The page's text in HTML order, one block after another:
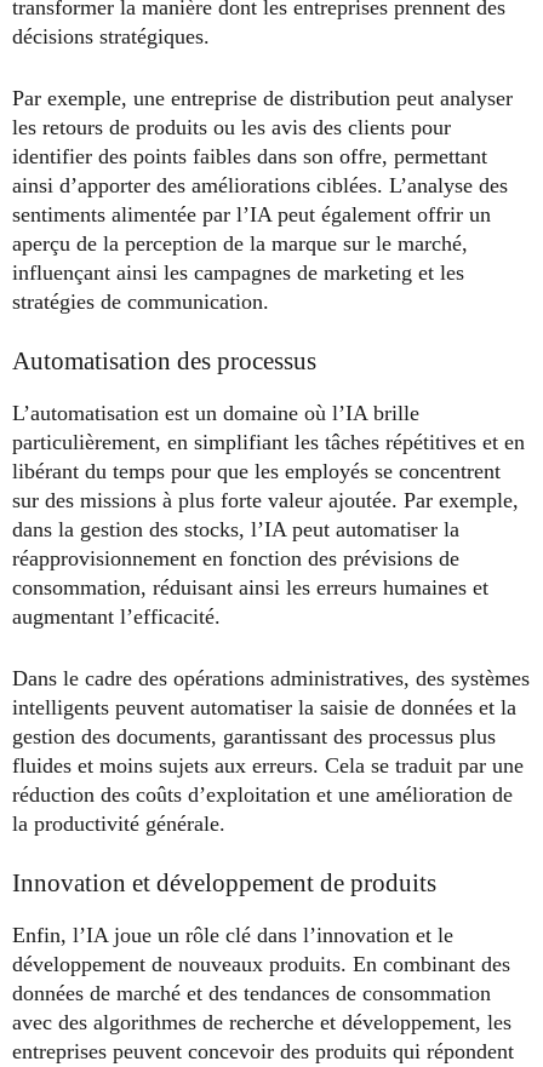
transformer la manière dont les entreprises prennent des
décisions stratégiques.
Par exemple, une entreprise de distribution peut analyser
les retours de produits ou les avis des clients pour
identifier des points faibles dans son offre, permettant
ainsi d’apporter des améliorations ciblées. L’analyse des
sentiments alimentée par l’IA peut également offrir un
aperçu de la perception de la marque sur le marché,
influençant ainsi les campagnes de marketing et les
stratégies de communication.
Automatisation des processus
L’automatisation est un domaine où l’IA brille
particulièrement, en simplifiant les tâches répétitives et en
libérant du temps pour que les employés se concentrent
sur des missions à plus forte valeur ajoutée. Par exemple,
dans la gestion des stocks, l’IA peut automatiser la
réapprovisionnement en fonction des prévisions de
consommation, réduisant ainsi les erreurs humaines et
augmentant l’efficacité.
Dans le cadre des opérations administratives, des systèmes
intelligents peuvent automatiser la saisie de données et la
gestion des documents, garantissant des processus plus
fluides et moins sujets aux erreurs. Cela se traduit par une
réduction des coûts d’exploitation et une amélioration de
la productivité générale.
Innovation et développement de produits
Enfin, l’IA joue un rôle clé dans l’innovation et le
développement de nouveaux produits. En combinant des
données de marché et des tendances de consommation
avec des algorithmes de recherche et développement, les
entreprises peuvent concevoir des produits qui répondent